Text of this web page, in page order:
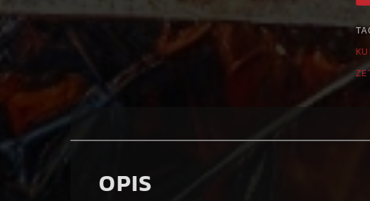
–
0
6
M
OPIS